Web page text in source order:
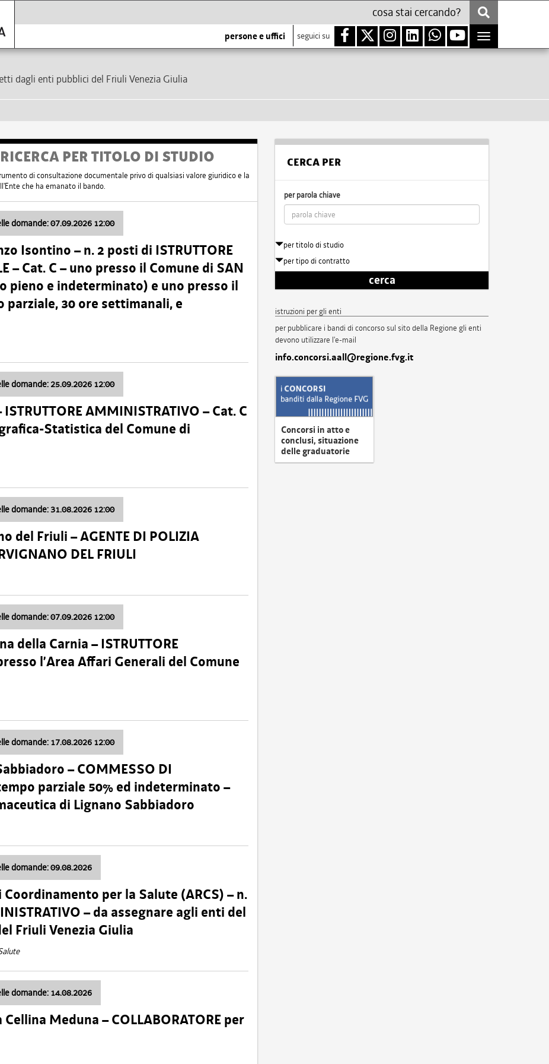
persone e uffici seguici su
Toggle
navigation
dagli enti pubblici del Friuli Venezia Giulia
PER TITOLO DI STUDIO
di consultazione documentale privo di qualsiasi valore giuridico e la
che ha emanato il bando.
domande: 07.09.2026 12:00
Isontino – n. 2 posti di ISTRUTTORE
– Cat. C – uno presso il Comune di SAN
pieno e indeterminato) e uno presso il
parziale, 30 ore settimanali, e
domande: 25.09.2026 12:00
AMMINISTRATIVO – Cat. C
Statistica del Comune di
domande: 31.08.2026 12:00
del Friuli – AGENTE DI POLIZIA
DEL FRIULI
domande: 07.09.2026 12:00
della Carnia – ISTRUTTORE
l’Area Affari Generali del Comune
domande: 17.08.2026 12:00
– COMMESSO DI
parziale 50% ed indeterminato –
di Lignano Sabbiadoro
domande: 09.08.2026
per la Salute (ARCS) – n.
– da assegnare agli enti del
Friuli Venezia Giulia
domande: 14.08.2026
Meduna – COLLABORATORE per
CERCA PER
per parola chiave
per titolo di studio
per tipo di contratto
cerca
istruzioni per gli enti
per pubblicare i bandi di concorso sul sito della Regione gli enti
devono utilizzare l'e-mail
info.concorsi.aall@regione.fvg.it
Concorsi in atto e
conclusi, situazione
delle graduatorie